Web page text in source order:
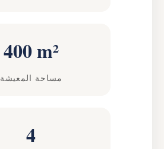
400 m²
مساحة المعيشة
4